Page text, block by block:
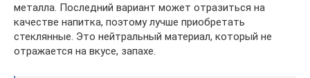
металла. Последний вариант может отразиться на
качестве напитка, поэтому лучше приобретать
стеклянные. Это нейтральный материал, который не
отражается на вкусе, запахе.